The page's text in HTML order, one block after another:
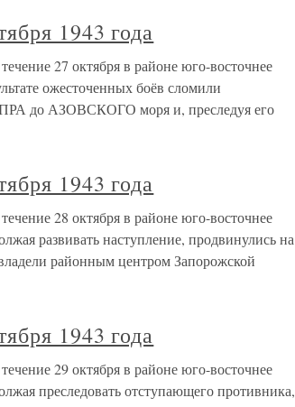
1943 года
27 октября в районе юго-восточнее
ожесточенных боёв сломили
до АЗОВСКОГО моря и, преследуя его
1943 года
28 октября в районе юго-восточнее
развивать наступление, продвинулись на
районным центром Запорожской
1943 года
29 октября в районе юго-восточнее
преследовать отступающего противника,